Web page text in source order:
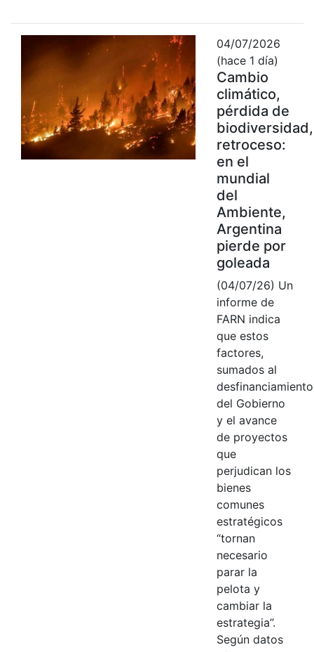
04/07/2026
(hace 1 día)
Cambio
climático,
pérdida de
biodiversidad,
retroceso:
en el
mundial
del
Ambiente,
Argentina
pierde por
goleada
(04/07/26) Un
informe de
FARN indica
que estos
factores,
sumados al
desfinanciamiento
del Gobierno
y el avance
de proyectos
que
perjudican los
bienes
comunes
estratégicos
“tornan
necesario
parar la
pelota y
cambiar la
estrategia”.
Según datos